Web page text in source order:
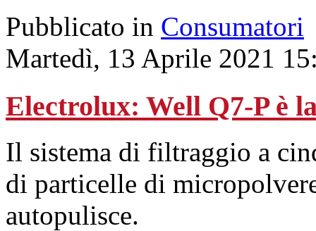
Pubblicato in Consumatori
Martedì, 13 Aprile 2021
Electrolux: Well Q7-P è
Il sistema di filtraggio a
di particelle di
autopulisce.